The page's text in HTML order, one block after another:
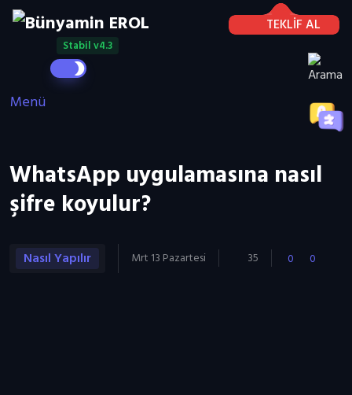
Stabil v4.3
TEKLİF AL
Menü
WhatsApp uygulamasına nasıl
şifre koyulur?
Nasıl Yapılır Mrt 13 Pazartesi 35 0 0